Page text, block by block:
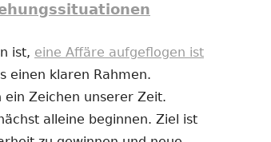
ist, eine Affäre aufgeflogen ist
einen klaren Rahmen.
ein Zeichen unserer Zeit.
alleine beginnen. Ziel ist